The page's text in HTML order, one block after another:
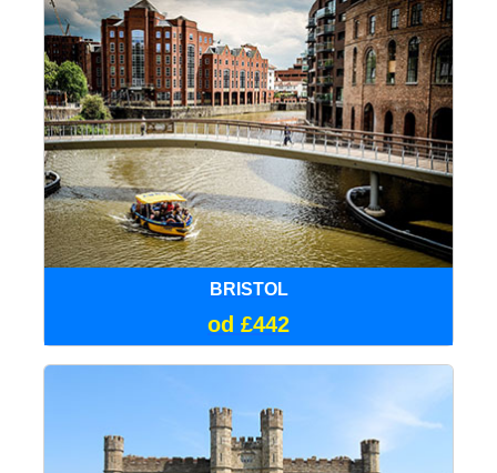
BRISTOL
od £442